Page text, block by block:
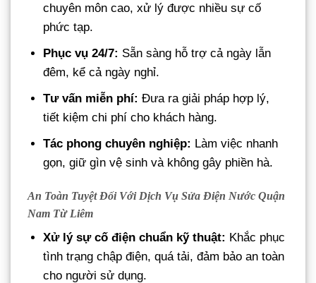
chuyên môn cao, xử lý được nhiều sự cố
phức tạp.
Phục vụ 24/7: Sẵn sàng hỗ trợ cả ngày lẫn
đêm, kể cả ngày nghỉ.
Tư vấn miễn phí: Đưa ra giải pháp hợp lý,
tiết kiệm chi phí cho khách hàng.
Tác phong chuyên nghiệp: Làm việc nhanh
gọn, giữ gìn vệ sinh và không gây phiền hà.
An Toàn Tuyệt Đối Với Dịch Vụ Sửa Điện Nước Quận
Nam Từ Liêm
Xử lý sự cố điện chuẩn kỹ thuật: Khắc phục
tình trạng chập điện, quá tải, đảm bảo an toàn
cho người sử dụng.